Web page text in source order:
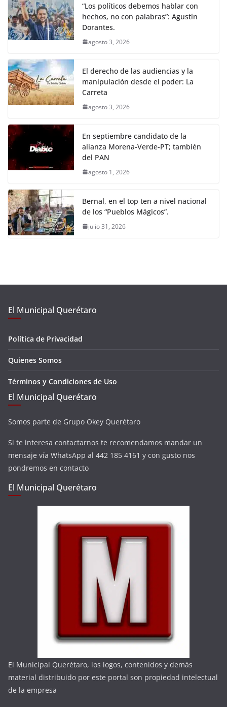
“Los políticos debemos hablar con
hechos, no con palabras”: Agustín
Dorantes.
agosto 3, 2026
El derecho de las audiencias y la
manipulación desde el poder: La
Carreta
agosto 3, 2026
En septiembre candidato de la
alianza Morena-Verde-PT; también
del PAN
agosto 1, 2026
Bernal, en el top ten a nivel nacional
de los “Pueblos Mágicos”.
julio 31, 2026
El Municipal Querétaro
Política de Privacidad
Quienes Somos
Términos y Condiciones de Uso
El Municipal Querétaro
Somos parte de Grupo Okey Querétaro
Si te interesa contactarnos te recomendamos mandar un
mensaje vía WhatsApp al 442 185 4161 y con gusto nos
pondremos en contacto
El Municipal Querétaro
El Municipal Querétaro, los logos, contenidos y demás
material distribuido por este portal son propiedad intelectual
de la empresa